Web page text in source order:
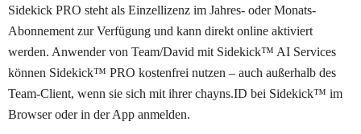
Sidekick PRO steht als Einzellizenz im Jahres- oder Monats-
Abonnement zur Verfügung und kann direkt online aktiviert
werden. Anwender von Team/David mit Sidekick™ AI Services
können Sidekick™ PRO kostenfrei nutzen – auch außerhalb des
Team-Client, wenn sie sich mit ihrer chayns.ID bei Sidekick™ im
Browser oder in der App anmelden.